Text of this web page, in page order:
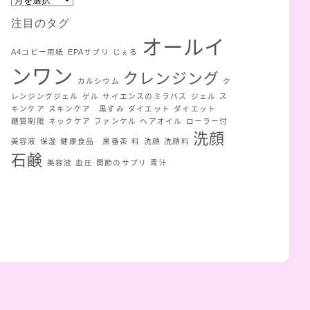
ー
ー
イ
ブ
注目のタグ
A4コピー用紙 EPAサプリ じぇる
オールイ
ンワン
カルシウム クレンジング
ク
レンジングジェル
ゲル サイエンスのミラバス ジェル
ス
キンケア
スキンケア 黒ずみ ダイエット
ダイエット
糖質制限
ネックケア ファンケル ヘアオイル ローラー付
美容液 保湿 健康食品 黒番茶 料 洗顔 洗顔料 洗顔
石鹸
美容液 血圧 関節のサプリ 青汁